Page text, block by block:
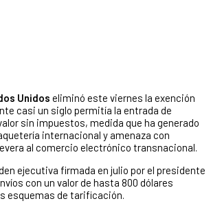
Unidos eliminó este viernes la exención
casi un siglo permitía la entrada de
sin impuestos, medida que ha generado
internacional y amenaza con
al comercio electrónico transnacional.
ejecutiva firmada en julio por el presidente
con un valor de hasta 800 dólares
esquemas de tarificación.